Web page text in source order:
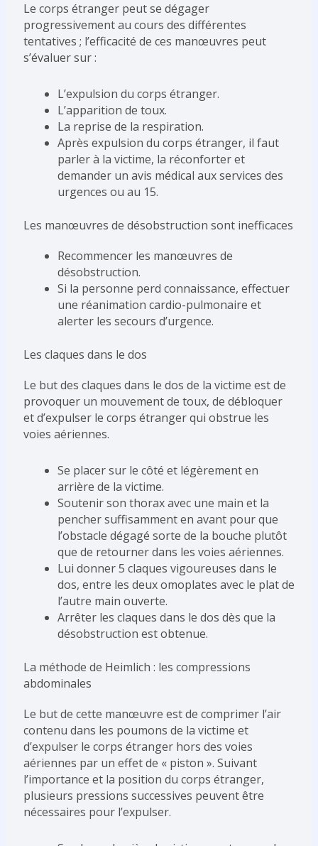
Le corps étranger peut se dégager
progressivement au cours des différentes
tentatives ; l’efficacité de ces manœuvres peut
s’évaluer sur :
L’expulsion du corps étranger.
L’apparition de toux.
La reprise de la respiration.
Après expulsion du corps étranger, il faut
parler à la victime, la réconforter et
demander un avis médical aux services des
urgences ou au 15.
Les manœuvres de désobstruction sont inefficaces
Recommencer les manœuvres de
désobstruction.
Si la personne perd connaissance, effectuer
une réanimation cardio-pulmonaire et
alerter les secours d’urgence.
Les claques dans le dos
Le but des claques dans le dos de la victime est de
provoquer un mouvement de toux, de débloquer
et d’expulser le corps étranger qui obstrue les
voies aériennes.
Se placer sur le côté et légèrement en
arrière de la victime.
Soutenir son thorax avec une main et la
pencher suffisamment en avant pour que
l’obstacle dégagé sorte de la bouche plutôt
que de retourner dans les voies aériennes.
Lui donner 5 claques vigoureuses dans le
dos, entre les deux omoplates avec le plat de
l’autre main ouverte.
Arrêter les claques dans le dos dès que la
désobstruction est obtenue.
La méthode de Heimlich : les compressions
abdominales
Le but de cette manœuvre est de comprimer l’air
contenu dans les poumons de la victime et
d’expulser le corps étranger hors des voies
aériennes par un effet de « piston ». Suivant
l’importance et la position du corps étranger,
plusieurs pressions successives peuvent être
nécessaires pour l’expulser.